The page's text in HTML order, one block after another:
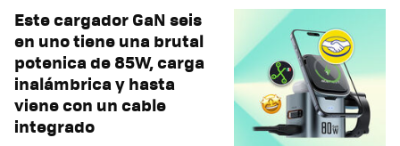
Este cargador GaN seis
en uno tiene una brutal
potenica de 85W, carga
inalámbrica y hasta
viene con un cable
integrado